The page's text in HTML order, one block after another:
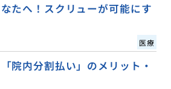
たへ！スクリューが可能にす
医療
院内分割払い」のメリット・